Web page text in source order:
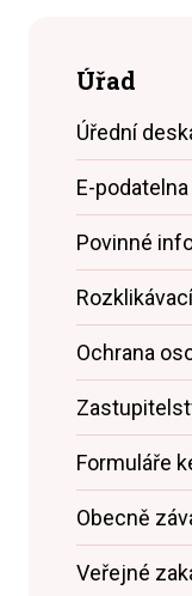
Úřad
Úřední
E-podatelna
Povinné
Ochrana
Formuláře
Obecně
Veřejné